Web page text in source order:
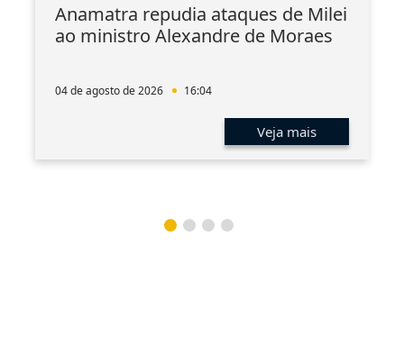
Anamatra repudia ataques de Milei
ao ministro Alexandre de Moraes
04 de agosto de 2026 16:04
Veja mais